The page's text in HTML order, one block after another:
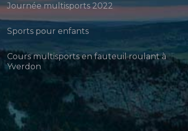
Journée multisports 2022
Sports pour enfants
Cours multisports en fauteuil roulant à
Yverdon